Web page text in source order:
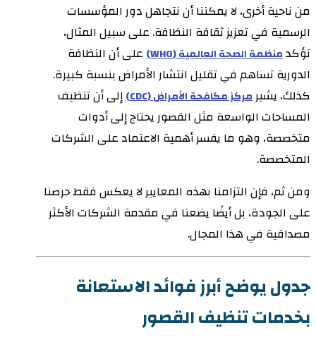
من ناحية أخرى، لا يمكننا أن نتجاهل دور المؤسسات
الرسمية في تعزيز ثقافة النظافة. على سبيل المثال،
تؤكدمنظمة الصحة العالمية (WHO)
على أن النظافة
الدورية تساهم في تقليل انتشار الأمراض بنسبة كبيرة.
كذلك، يشيرمركز مكافحة الأمراض (CDC)
إلى أن تنظيف
المساحات الواسعة مثل القصور يحتاج إلى أدوات
متخصصة، وهو ما يفسر أهمية الاعتماد على الشركات
المتخصصة.
ومن ثم، فإن التزامنا بهذه المعايير لا يعكس فقط حرصنا
على الجودة، بل أيضًا يضعنا في مقدمة الشركات الأكثر
مصداقية في هذا المجال.
جدول يوضح أبرز فوائد الاستعانة
بخدمات تنظيف القصور